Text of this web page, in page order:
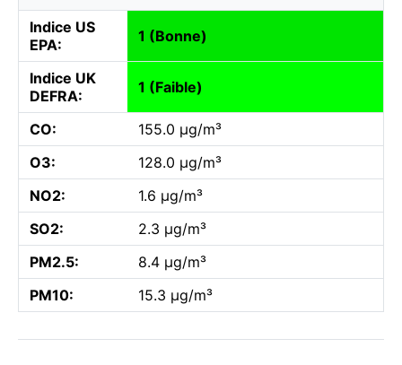
Indice US
EPA:
1 (Bonne)
Indice UK
DEFRA:
1 (Faible)
CO:
155.0 µg/m³
O3:
128.0 µg/m³
NO2:
1.6 µg/m³
SO2:
2.3 µg/m³
PM2.5:
8.4 µg/m³
PM10:
15.3 µg/m³